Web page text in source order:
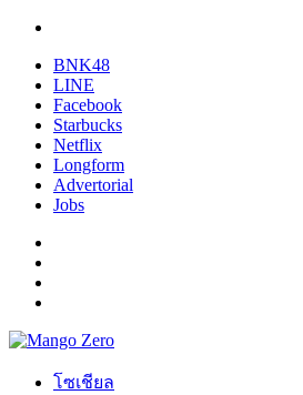
BNK48
LINE
Facebook
Starbucks
Netflix
Longform
Advertorial
Jobs
โซเชียล